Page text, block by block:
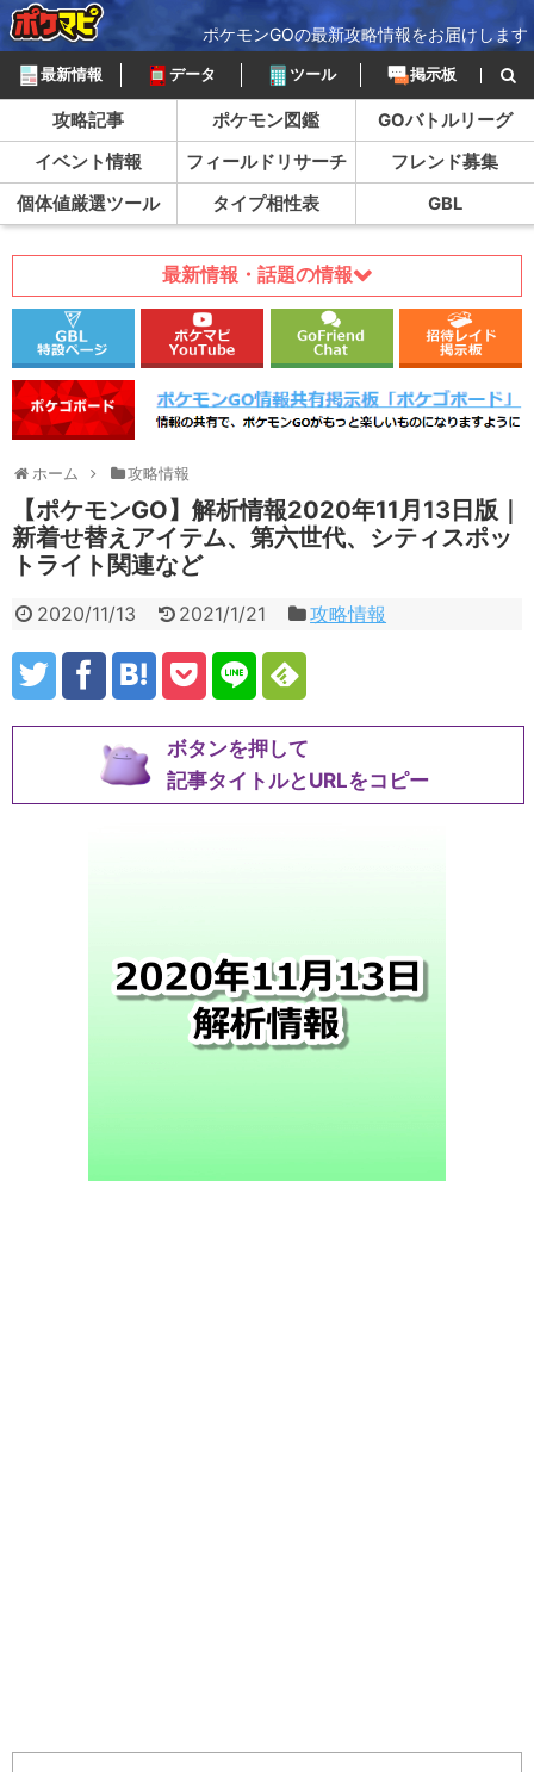
ポケモンGOの最新攻略情報をお届けします
最新情報 データ ツール 掲示板
攻略記事 ポケモン図鑑
GOバトルリーグ
イベント情報
フィールドリサーチ
フレンド募集
個体値厳選ツール
タイプ相性表 GBL
最新情報・話題の情報
ホーム 攻略情報
【ポケモンGO】解析情報2020年11月13日版｜
新着せ替えアイテム、第六世代、シティスポッ
トライト関連など
2020/11/13 2021/1/21 攻略情報
ボタンを押して
記事タイトルとURLをコピー